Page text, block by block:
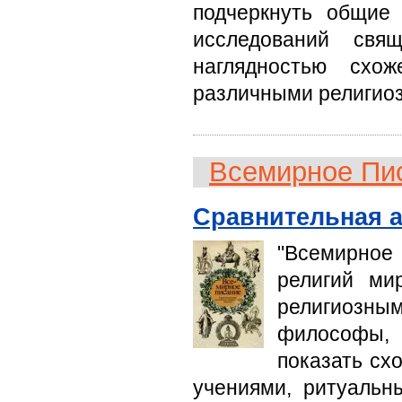
подчеркнуть
исследований
наглядностью
различными
Всемирное
Сравнительная
религий
философы,
показать
учениями,